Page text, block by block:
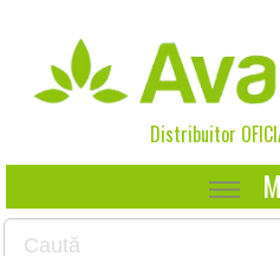
Distribuitor